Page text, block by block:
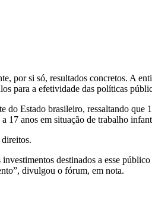
por si só, resultados concretos. A
para a efetividade das políticas
Estado brasileiro, ressaltando
anos em situação de trabalho
destinados a esse
divulgou o fórum, em nota.